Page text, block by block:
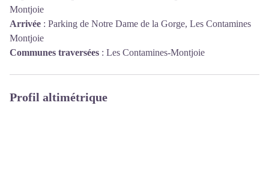
Montjoie
Arrivée : Parking de Notre Dame de la Gorge, Les Contamines
Montjoie
Communes traversées : Les Contamines-Montjoie
Profil altimétrique